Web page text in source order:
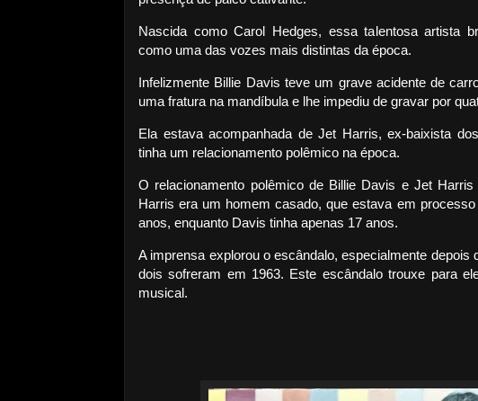
Nascida como Carol Hedges, essa talentosa artista
como uma das vozes mais distintas da época.
Infelizmente Billie Davis teve um grave acidente de
uma fratura na mandíbula e lhe impediu de gravar por
Ela estava acompanhada de Jet Harris, ex-baixista
tinha um relacionamento polêmico na época.
O relacionamento polêmico de Billie Davis e Jet
Harris era um homem casado, que estava em
anos, enquanto Davis tinha apenas 17 anos.
A imprensa explorou o escândalo, especialmente depois
dois sofreram em 1963. Este escândalo trouxe para
musical.